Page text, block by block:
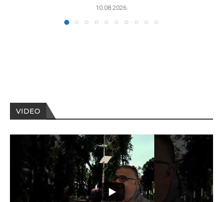
10.08.2026.
VIDEO